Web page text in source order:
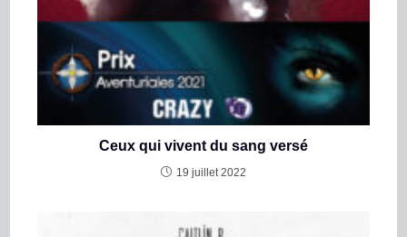
Ceux qui vivent du sang versé
19 juillet 2022